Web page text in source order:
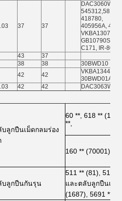
37 37
DAC3060W,
418780,
405956A,
GB10790S05,
C171, IR-8040
43
37
38 38
30BWD10
42 42
42 42 DAC3063W-1
บลูกปืนเม็ดกลมร่อง
60 **, 618 **
**,
160 ** (70001)
บลูกปืนกันรุน
511 ** (81), 512
และตลับลูกปืนเม็ด
(1687), 5691 **